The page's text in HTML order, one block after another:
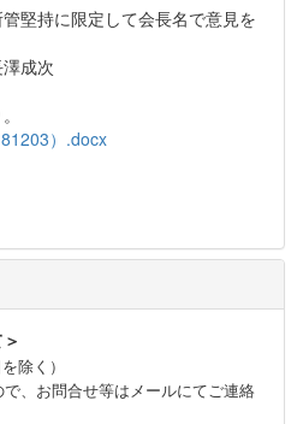
堅持に限定して会長名で意見を
成次
）.docx
除く）
、お問合せ等はメールにてご連絡